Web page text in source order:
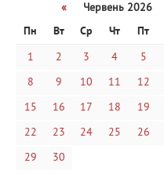
« Червень 2026
Пн
Вт Ср Чт Пт
1
2 3 4 5
8
9 10 11 12
15
16 17 18 19
22
23 24 25 26
29
30